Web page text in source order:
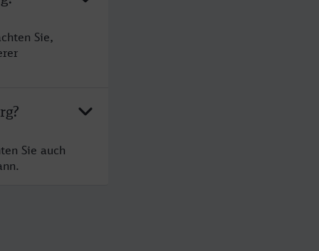
Sie,
Sie auch